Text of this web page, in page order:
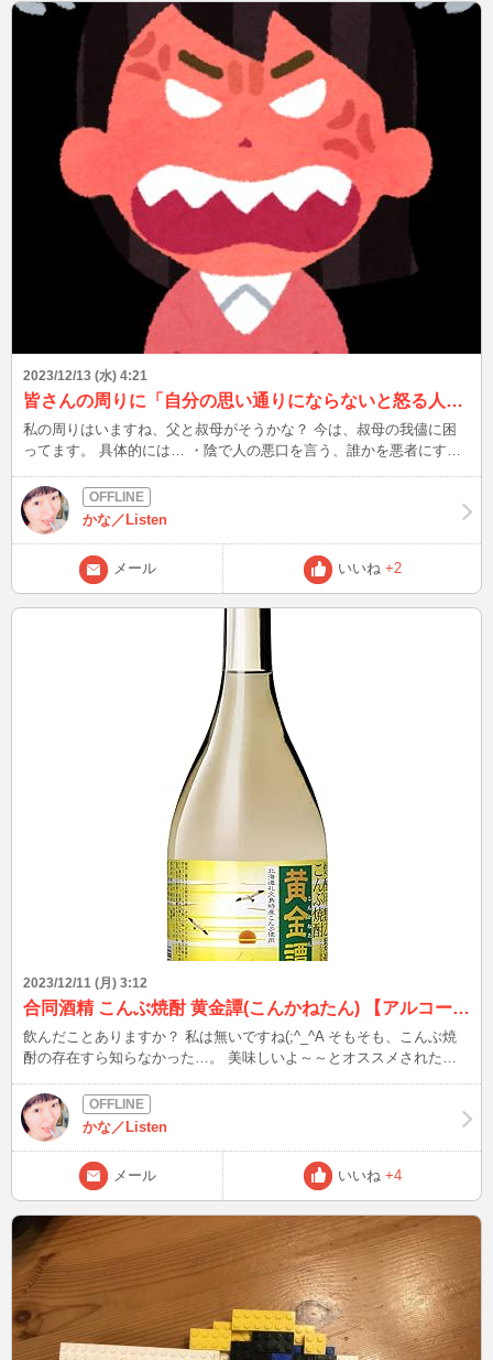
は？ ブライダルネックレス 65. 好きなヒーローは？ ウルトラマン
場所は？ 行きつけのBar 68. 好きなプリ機は？ 無し 69. 好きなＡ
ＫＢのメンバーは？ 成田梨紗 70. 好きなエピソードは？ 無印第35
話「よみがえる過去！うさぎと衛の過去」タキシード仮面が敵にさら
われてグズついてるセーラームーンにビンタするセーラーマーズ 71.
好きなドラえもんの道具は？ 人生やりなおし機 72. 好きなポケモン
は？ スイクン 73. 好きなＣＭは？ 十万石まんじゅう 74. 好きな虫
は？ 蝶々 75. 好きな携帯の機種は？ povo 76. 好きな犬の種類
は？ プードル系 77. 好きな猫の種類は？ 黒猫 78. 好きな鳥は？
好きなジブリ映画は？ もののけ姫 82. 好きなディズニー映画は？
トイ・ストーリー 83. 好きなアスリート選手は？ 浅田真央 84. 好き
なアイドルは？ 無し 85. 好きな家族は？ うちの黒猫 86. 好きなボ
ードゲームは？ 人生ゲーム 87. 好きな景色は？ 海 88. 好きな乗り
弁当は？ ほっともっと 93. 好きな寿司のネタは？ 中トロ 94. 好き
な体の部位は？ 腰 95. 好きな曜日は？ 金曜日 96. 好きな作業
は？ タイピング 97. 好きな音は？ 猫の鳴き声 98. 好きなアトラク
ションは？ スプラッシュマウンテン 99. 好きな公園の遊具は？ 滑
り台 100. 好きなオペラ ファルスタッフ ここまで見てくれてありが
とうございます（´∀｀*）ｳﾌﾌ 回答するのは大変でしたが、自分でも
「そういえば、こういうの好きだったなぁ～」と振り返る良いきっか
けになったなぁ…。 なんか、非常に感慨深いです(´;ω;｀) 皆さんは、
好きなもの100個書き出したことありますか？？ 中々大変ですし、手
間暇かかりますが…。 新たな自分を発見できるかもしれないので、
もし時間あればやってみる事をお勧めします！！ 次は12/16(土)22時
半頃～ 急に冷え込むようですので、しっかり防寒してくださいね♪
季ですが、無理のないようお過ごしください。
2023/12/13 (水) 4:21
皆さんの周りに「自分の思い通りにならないと怒る人」はいますか？
私の周りはいますね、父と叔母がそうかな？ 今は、叔母の我儘に困
ってます。 具体的には… ・陰で人の悪口を言う、誰かを悪者にする
るのを極端に嫌がる、その可能性がちょっとでもあると怒りだす ・
人には謝罪を要求する癖に、自分の非は絶対認めないし謝らない →
相手が誤りを正そうとしても、怒りで打ち消してなかったことにする
・世界は自分中心で回ってる、自分の意見が絶対正しい、正論言うの
が正しいと勘違いしてる ・怒ってプレッシャーかければ相手が委縮
するから、それでコントロールできると思い込んでる →「犬の調
教」と同じ要領でやるので、それが「人間の教育」だと勘違いしてる
→それで泣いて帰ったピアノの生徒は何百人もいる、ただし本人は全
求する、特に家族に対しては酷い ・プライドが高く上から目線 皆さ
んは↑みたいな人と何かやる機会ってあります？？ 実は来年の発表会
一緒にやる予定ですが、これを最後に辞めようと検討してます。(発
表会は別の団体、もしくは知り合いのところ行けばいくらでも出来る
て私の悪口を陰で言ってることがまず１点。 あとは、母に対する言
動が酷いからですね。 「あんたの子供は誰一人まともに育ってな
は幸せな事かもしれませんが、ここまで身勝手だと無理ですね。 悪
いけど付き合いきれない。 可哀想だけど、心を鬼にして突き放すし
かないのかなぁ…？？？ と考えてますが、皆さんはどう思います
か？ 次は12/13(水)22時半頃～ 時節柄、体調を崩されないようようご
自愛ください。
かな／Listen
メール いいね +2
2023/12/11 (月) 3:12
合同酒精 こんぶ焼酎 黄金譚(こんかねたん) 【アルコール度数20度 720ml】
飲んだことありますか？ 私は無いですね(;^_^A そもそも、こんぶ焼
酎の存在すら知らなかった…。 美味しいよ～～とオススメされたの
んでないので、味は分からないですが…。 みなさんはこんぶ焼酎 黄
金譚 飲んだことありますか？？ 次は12/11(月)22時半頃～ 足が冷えま
すねぇ～～、冷え性にはお気を付け下さい☆彡
かな／Listen
メール いいね +4